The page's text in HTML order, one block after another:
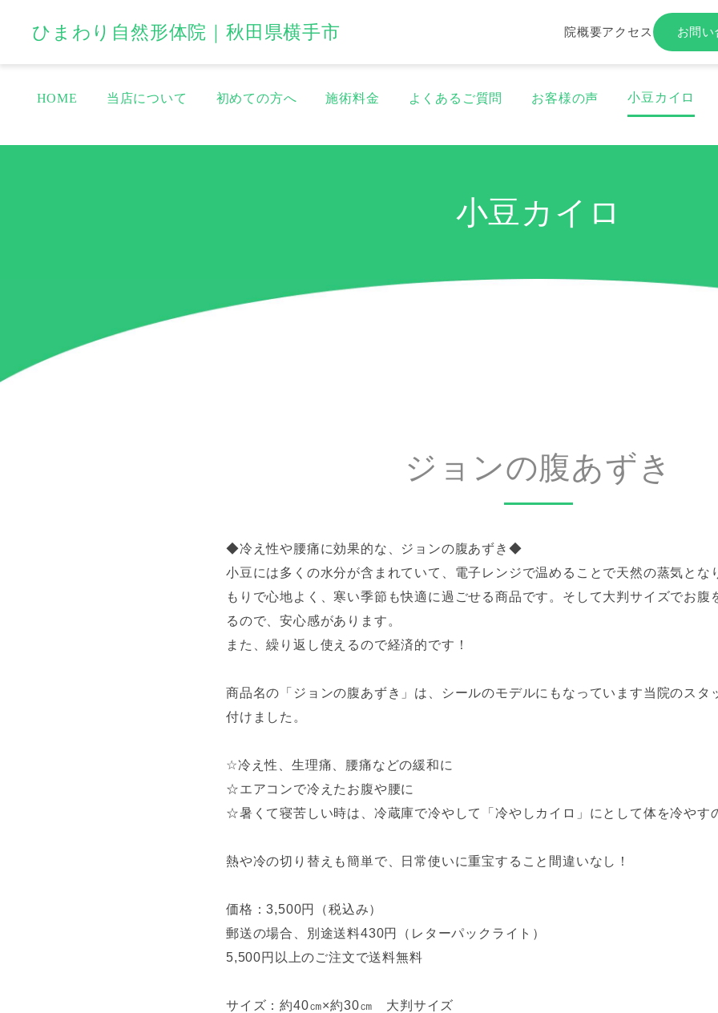
ひまわり自然形体院｜秋田県横手市 院概要アクセス お問い
HOME 当店について 初めての方へ 施術料金 よくあるご質問 お客様の声 小豆カイロ
小豆カイロ
ジョンの腹あずき
◆冷え性や腰痛に効果的な、ジョンの腹あずき◆
小豆には多くの水分が含まれていて、電子レンジで温めることで天然の蒸気とな
もりで心地よく、寒い季節も快適に過ごせる商品です。そして大判サイズでお腹
るので、安心感があります。
また、繰り返し使えるので経済的です！
商品名の「ジョンの腹あずき」は、シールのモデルにもなっています当院のスタ
付けました。
☆冷え性、生理痛、腰痛などの緩和に
☆エアコンで冷えたお腹や腰に
☆暑くて寝苦しい時は、冷蔵庫で冷やして「冷やしカイロ」にとして体を冷やす
熱や冷の切り替えも簡単で、日常使いに重宝すること間違いなし！
価格：3,500円（税込み）
郵送の場合、別途送料430円（レターパックライト）
5,500円以上のご注文で送料無料
サイズ：約40㎝×約30㎝ 大判サイズ